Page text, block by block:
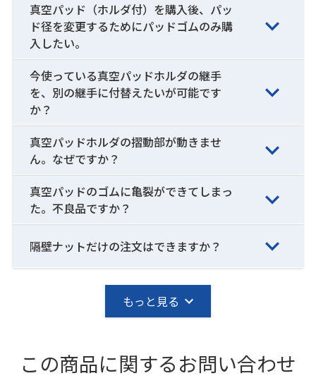
真空パッド（ホルダ付）を購入後、パッ
ド径を変更するためにパッドゴムのみ購
入したい。
今使っている真空パッドホルダの継手
を、別の継手に付替えたいが可能です
か？
真空パッドホルダの摺動部が動きませ
ん。なぜですか？
真空パッドのゴムに亀裂ができてしまっ
た。不良品ですか？
隔壁ナットだけの注文はできますか？
もっと見る
この商品に関するお問い合わせ